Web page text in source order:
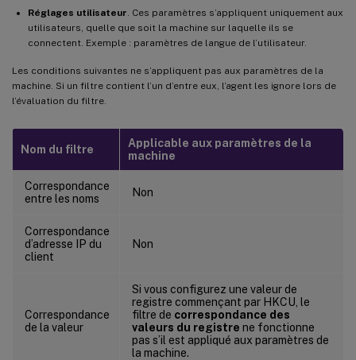
Réglages utilisateur . Ces paramètres s’appliquent uniquement aux
utilisateurs, quelle que soit la machine sur laquelle ils se
connectent. Exemple : paramètres de langue de l’utilisateur.
Les conditions suivantes ne s’appliquent pas aux paramètres de la
machine. Si un filtre contient l’un d’entre eux, l’agent les ignore lors de
l’évaluation du filtre.
Nom du filtre
Applicable aux paramètres de la
machine
Correspondance
entre les noms
Non
Correspondance
d’adresse IP du
client
Non
Correspondance
de la valeur
Si vous configurez une valeur de
registre commençant par HKCU, le
filtre de correspondance des
valeurs du registre ne fonctionne
pas s’il est appliqué aux paramètres de
la machine.